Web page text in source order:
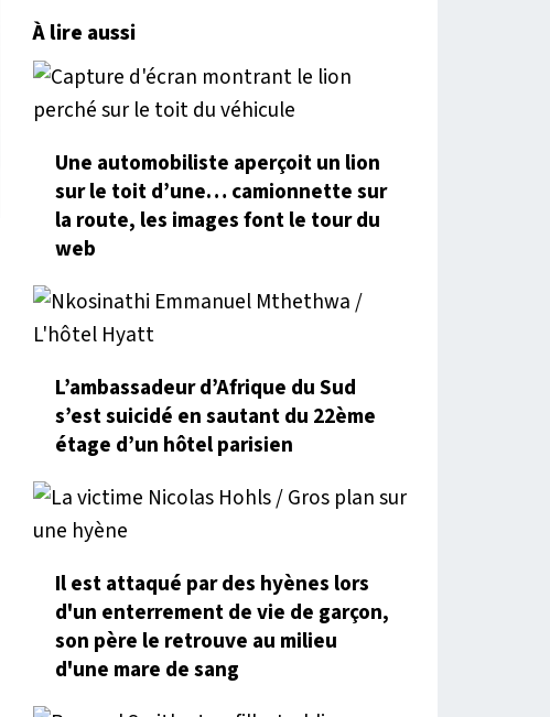
À lire aussi
Une automobiliste aperçoit un lion
sur le toit d’une… camionnette sur
la route, les images font le tour du
web
L’ambassadeur d’Afrique du Sud
s’est suicidé en sautant du 22ème
étage d’un hôtel parisien
Il est attaqué par des hyènes lors
d'un enterrement de vie de garçon,
son père le retrouve au milieu
d'une mare de sang